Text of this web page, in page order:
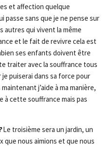
et affection quelque
passe sans que je ne pense sur
autres qui vivent la même
et le fait de revivre cela est
ses enfants doivent être
traiter avec la souffrance tous
puiserai dans sa force pour
j’aide à ma manière,
à cette souffrance mais pas
Le troisième sera un jardin, un
que nous aimions et que nous